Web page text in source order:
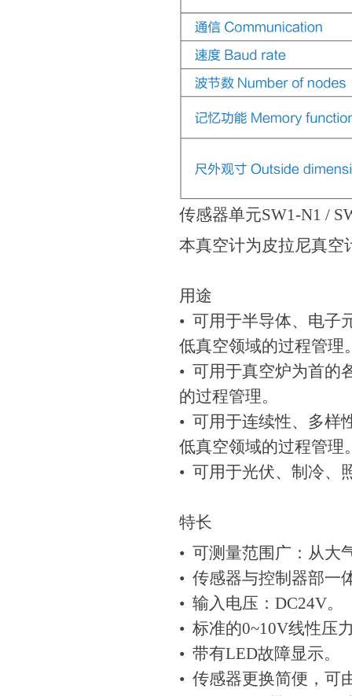
传感器单元SW1-N1 /
本真空计为皮拉尼真空
用途
• 可用于半导体、电子
低真空领域的过程管理
• 可用于真空炉为首的
的过程管理。
• 可用于连续性、多样
低真空领域的过程管理
• 可用于光伏、制冷、
特长
• 可测量范围广：从大
• 传感器与控制器部一
• 输入电压：DC24V。
• 标准的0~10V线性压
• 带有LED故障显示。
• 传感器更换简便，可